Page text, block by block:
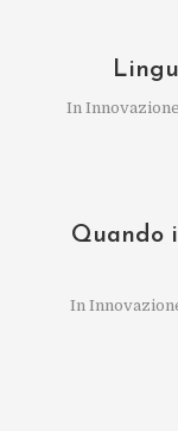
In Innovazione
Quando
In